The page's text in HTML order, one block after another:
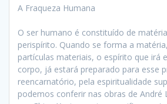
A Fraqueza Humana
O ser humano é constituído de
perispírito. Quando se forma a
partículas materiais, o espírito que irá
corpo, já estará preparado para esse
reencarnatório, pela espiritualidade
podemos conferir nas obras de André